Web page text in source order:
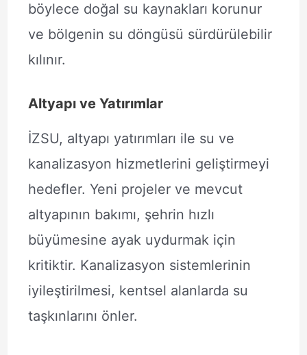
böylece doğal su kaynakları korunur
ve bölgenin su döngüsü sürdürülebilir
kılınır.
Altyapı ve Yatırımlar
İZSU, altyapı yatırımları ile su ve
kanalizasyon hizmetlerini geliştirmeyi
hedefler. Yeni projeler ve mevcut
altyapının bakımı, şehrin hızlı
büyümesine ayak uydurmak için
kritiktir. Kanalizasyon sistemlerinin
iyileştirilmesi, kentsel alanlarda su
taşkınlarını önler.